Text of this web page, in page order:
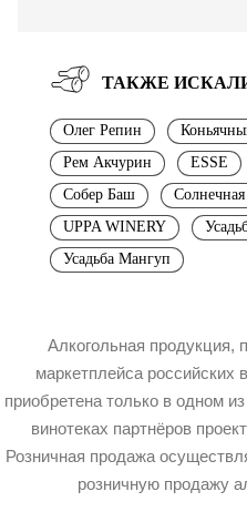
ТАКЖЕ
Олег Репин
Рем Акчурин
ESSE
Собер Баш
UPPA WINERY
Усадьба Мангуп
Алкогольная продукция,
маркетплейса российских
приобретена только в одном
винотеках партнёров
Розничная продажа
розничную продажу